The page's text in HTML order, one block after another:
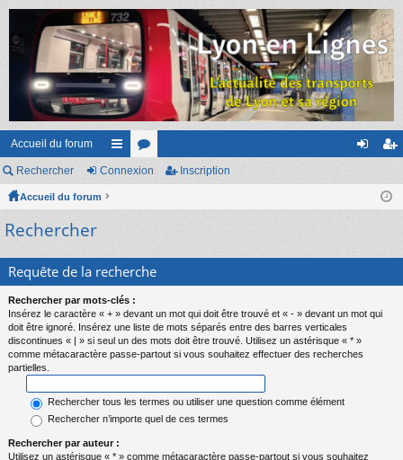
Accueil du forum
ac
s
or
cri
Rechercher Connexion Inscription
Accueil du forum
Rechercher
Requête de la recherche
Rechercher par mots-clés :
Insérez le caractère « + » devant un mot qui doit être trouvé et « - » devant un mot qui
doit être ignoré. Insérez une liste de mots séparés entre des barres verticales
discontinues « | » si seul un des mots doit être trouvé. Utilisez un astérisque « * »
comme métacaractère passe-partout si vous souhaitez effectuer des recherches
partielles.
Rechercher tous les termes ou utiliser une question comme élément
Rechercher n’importe quel de ces termes
Rechercher par auteur :
Utilisez un astérisque « * » comme métacaractère passe-partout si vous souhaitez